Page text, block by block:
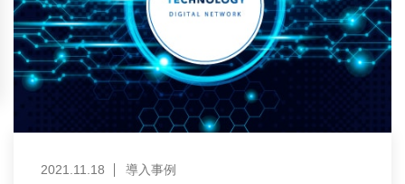
2021.11.18 導入事例